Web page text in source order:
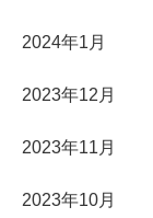
2024年1月
2023年12月
2023年11月
2023年10月